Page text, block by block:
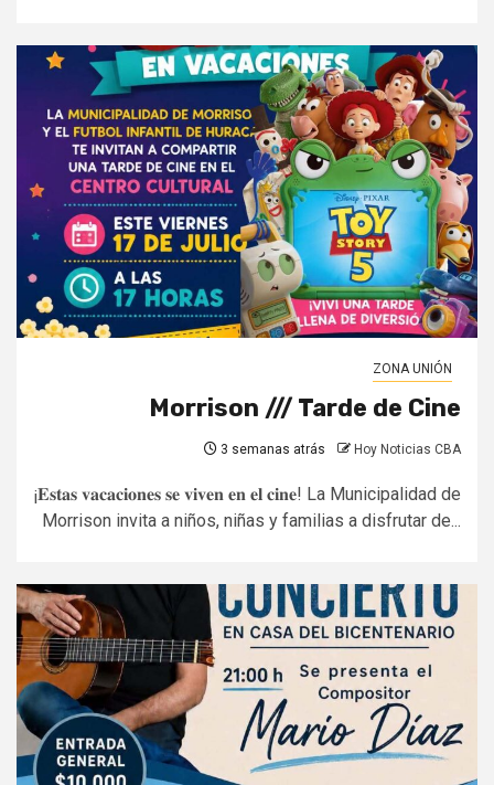
ZONA UNIÓN
Morrison /// Tarde de Cine
3 semanas atrás Hoy Noticias CBA
¡𝐄𝐬𝐭𝐚𝐬 𝐯𝐚𝐜𝐚𝐜𝐢𝐨𝐧𝐞𝐬 𝐬𝐞 𝐯𝐢𝐯𝐞𝐧 𝐞𝐧 𝐞𝐥 𝐜𝐢𝐧𝐞! La Municipalidad de
Morrison invita a niños, niñas y familias a disfrutar de...